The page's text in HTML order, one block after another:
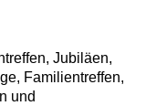
Jubiläen,
Familientreffen,
und